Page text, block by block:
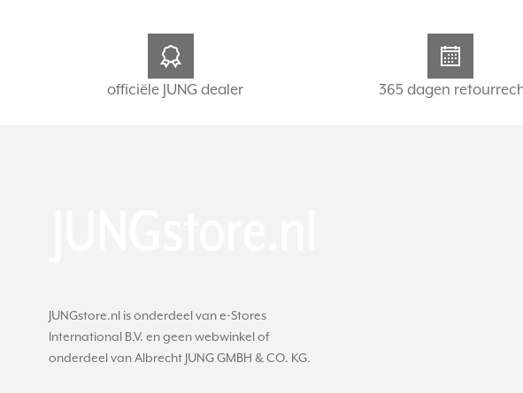
officiële JUNG dealer 365 dagen
JUNGstore.nl is onderdeel van e-Stores
International B.V. en geen webwinkel of
onderdeel van Albrecht JUNG GMBH & CO. KG.